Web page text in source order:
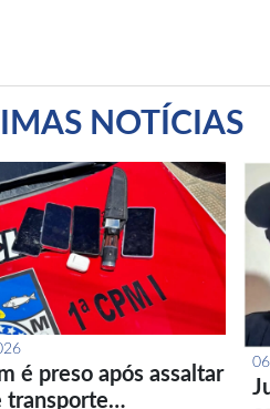
NOTÍCIAS
é preso após assaltar
transporte…